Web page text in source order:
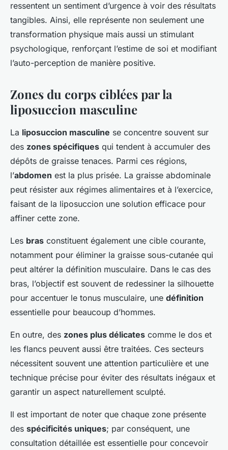
ressentent un sentiment d’urgence à voir des résultats
tangibles. Ainsi, elle représente non seulement une
transformation physique mais aussi un stimulant
psychologique, renforçant l’estime de soi et modifiant
l’auto-perception de manière positive.
Zones du corps ciblées par la
liposuccion masculine
La liposuccion masculine se concentre souvent sur
des zones spécifiques qui tendent à accumuler des
dépôts de graisse tenaces. Parmi ces régions,
l’abdomen est la plus prisée. La graisse abdominale
peut résister aux régimes alimentaires et à l’exercice,
faisant de la liposuccion une solution efficace pour
affiner cette zone.
Les bras constituent également une cible courante,
notamment pour éliminer la graisse sous-cutanée qui
peut altérer la définition musculaire. Dans le cas des
bras, l’objectif est souvent de redessiner la silhouette
pour accentuer le tonus musculaire, une définition
essentielle pour beaucoup d’hommes.
En outre, des zones plus délicates comme le dos et
les flancs peuvent aussi être traitées. Ces secteurs
nécessitent souvent une attention particulière et une
technique précise pour éviter des résultats inégaux et
garantir un aspect naturellement sculpté.
Il est important de noter que chaque zone présente
des spécificités uniques; par conséquent, une
consultation détaillée est essentielle pour concevoir